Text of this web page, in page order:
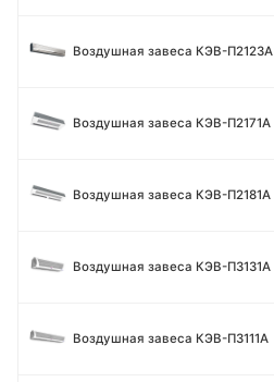
Воздушная завеса КЭВ-П2123A
Воздушная завеса КЭВ-П2171A
Воздушная завеса КЭВ-П2181A
Воздушная завеса КЭВ-П3131A
Воздушная завеса КЭВ-П3111A